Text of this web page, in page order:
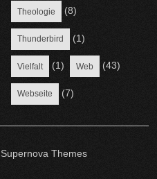
Theologie (8)
Thunderbird (1)
Vielfalt (1) Web (43)
Webseite (7)
Supernova Themes